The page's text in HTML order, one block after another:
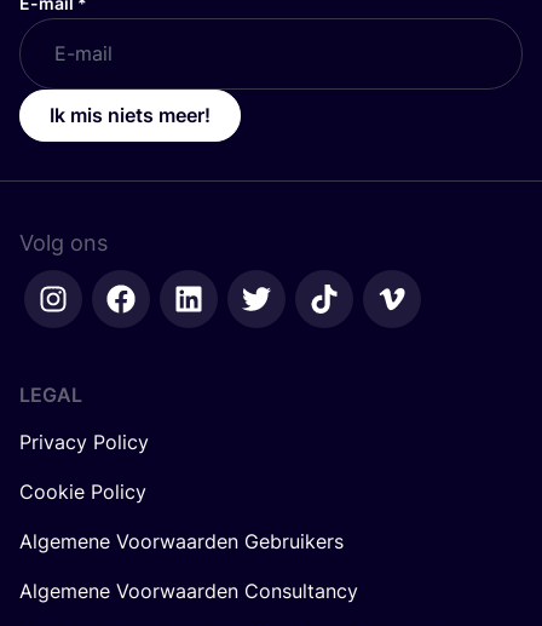
Ik mis niets meer!
Volg ons
LEGAL
Privacy Policy
Cookie Policy
Algemene Voorwaarden Gebruikers
Algemene Voorwaarden Consultancy